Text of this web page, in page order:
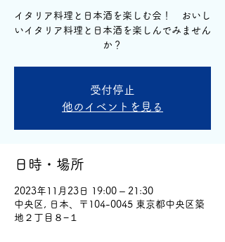
イタリア料理と日本酒を楽しむ会！ おいし
いイタリア料理と日本酒を楽しんでみません
か？
受付停止
他のイベントを見る
日時・場所
2023年11月23日 19:00 – 21:30
中央区, 日本、〒104-0045 東京都中央区築
地２丁目８−１